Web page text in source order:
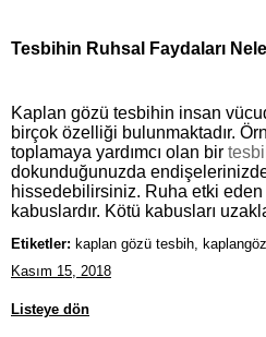
Tesbihin Ruhsal Faydaları
Kaplan gözü tesbihin insan
birçok özelliği bulunmaktadır.
toplamaya yardımcı olan bir
dokunduğunuzda endişelerinizden
hissedebilirsiniz. Ruha etki eden
kabuslardır. Kötü kabusları
Etiketler: kaplan gözü tesbih,
Kasım 15, 2018
Listeye dön